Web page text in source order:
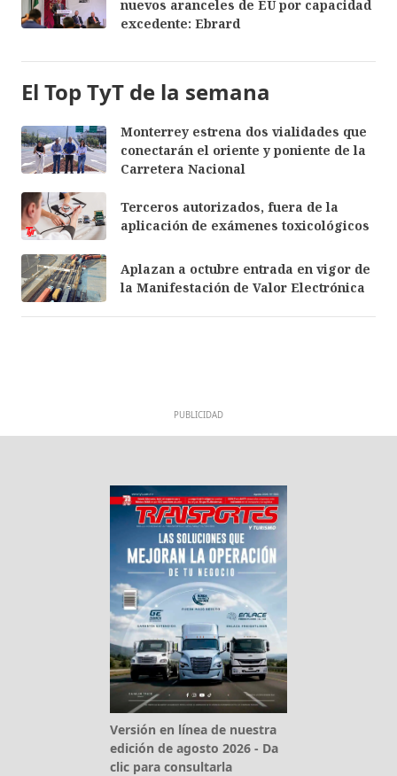
nuevos aranceles de EU por capacidad
excedente: Ebrard
El Top TyT de la semana
Monterrey estrena dos vialidades que
conectarán el oriente y poniente de la
Carretera Nacional
Terceros autorizados, fuera de la
aplicación de exámenes toxicológicos
Aplazan a octubre entrada en vigor de
la Manifestación de Valor Electrónica
PUBLICIDAD
Versión en línea de nuestra
edición de agosto 2026 - Da
clic para consultarla